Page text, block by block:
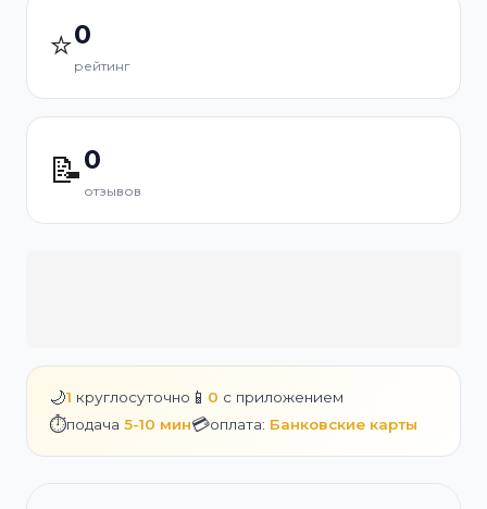
⭐0
рейтинг
📝0
отзывов
🌙1 круглосуточно 📱 0 с приложением
⏱️подача 5-10 мин💳оплата: Банковские карты